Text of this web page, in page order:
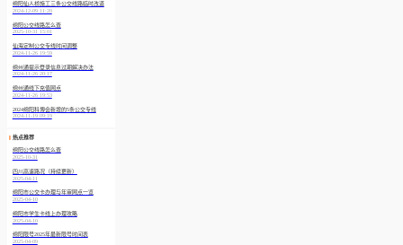
绵阳仙人桥施工三条公交线路临时改道
2024-12-09 11:20
绵阳公交线路怎么查
2025-10-31 15:01
仙海定制公交专线时间调整
2024-11-26 19:59
绵州通提示登录信息过期解决办法
2024-11-26 20:17
绵州通线下充值网点
2024-11-26 19:53
2024绵阳科博会新增的5条公交专线
2024-11-19 09:19
热点推荐
绵阳公交线路怎么查
2025-10-31
四川高速路况（持续更新）
2025-04-11
绵阳市公交卡办理与年审网点一览
2025-04-10
绵阳市学生卡线上办理攻略
2025-04-10
绵阳限号2025年最新限号时间表
2025-04-09